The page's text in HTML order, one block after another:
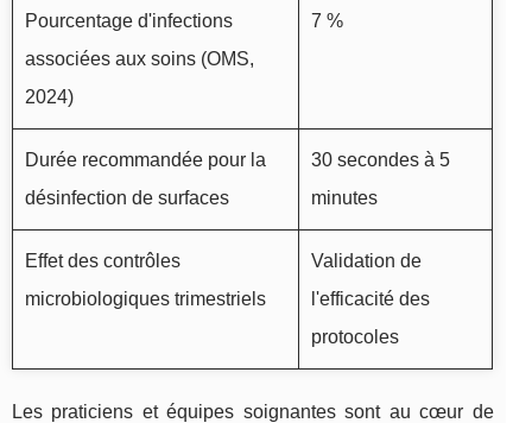
Pourcentage d'infections
associées aux soins (OMS,
2024)
7 %
Durée recommandée pour la
désinfection de surfaces
30 secondes à 5
minutes
Effet des contrôles
microbiologiques trimestriels
Validation de
l'efficacité des
protocoles
Les praticiens et équipes soignantes sont au cœur de